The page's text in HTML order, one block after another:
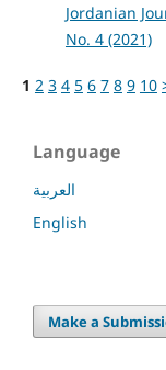
Jordanian
No. 4 (2021)
1 2 3 4 5 6 7 8 9 10
Language
العربية
English
Make a